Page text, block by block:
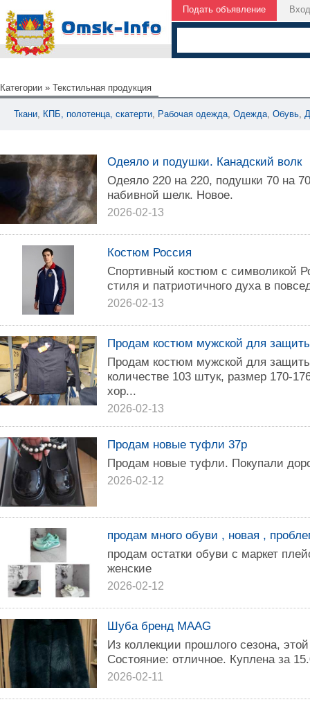
Подать объявление Вход
Категории » Текстильная продукция
Ткани, КПБ, полотенца, скатерти, Рабочая одежда, Одежда, Обувь,
Одеяло и подушки. Канадский волк
Одеяло 220 на 220, подушки 70 на
набивной шелк. Новое.
2026-02-13
Костюм Россия
Спортивный костюм с символикой
стиля и патриотичного духа в
2026-02-13
Продам костюм мужской для
Продам костюм мужской для
количестве 103 штук, размер 170-
хор...
2026-02-13
Продам новые туфли 37р
Продам новые туфли. Покупали
2026-02-12
продам много обуви , новая ,
продам остатки обуви с маркет
женские
2026-02-12
Шуба бренд MAAG
Из коллекции прошлого сезона,
Состояние: отличное. Куплена за
2026-02-11